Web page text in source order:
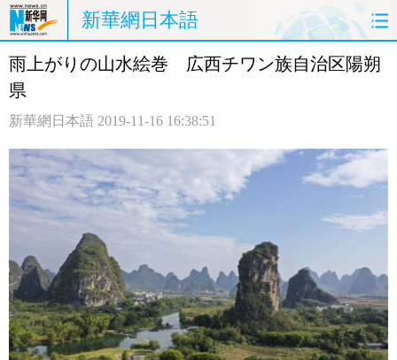
新華網日本語
ホームページ 政治 経済
観光 写真
中日対訳
雨上がりの山水絵巻 広西チワン族自治区陽朔
県
新華網日本語 2019-11-16 16:38:51